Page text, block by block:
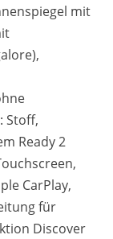
mit
Stoff,
Ready 2
CarPlay,
für
Discover